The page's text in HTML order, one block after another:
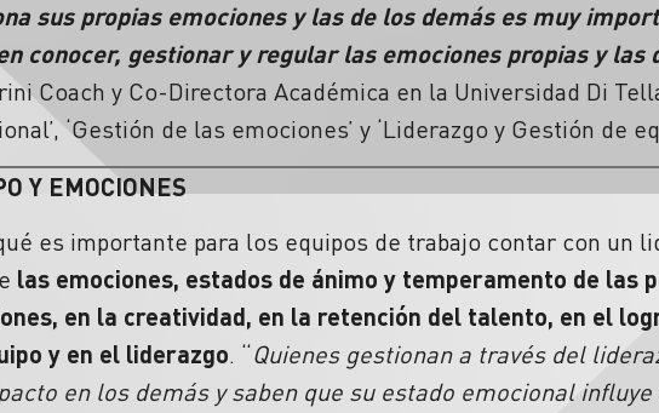
sus propias emociones y las de los demás es muy
conocer, gestionar y regular las emociones propias y las
Coach y Co-Directora Académica en la Universidad Di
‘Gestión de las emociones’ y ‘Liderazgo y Gestión de
Y EMOCIONES
es importante para los equipos de trabajo contar con un
las emociones, estados de ánimo y temperamento de las
en la creatividad, en la retención del talento, en el
y en el liderazgo. “Quienes gestionan a través del
en los demás y saben que su estado emocional